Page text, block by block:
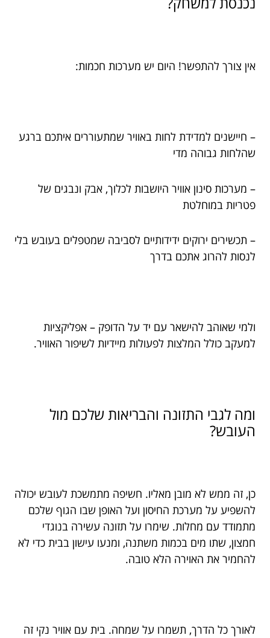
אין צורך להתפשר! היום יש מערכות חכמות:
– חיישנים למדידת לחות באוויר שמתעוררים איתכם ברגע
שהלחות גבוהה מדי
– מערכות סינון אוויר היושבות לכלוך, אבק ונבגים של
פטריות במוחלטת
– תכשירים ירוקים ידידותיים לסביבה שמטפלים בעובש בלי
לנסות להרוג אתכם בדרך
ולמי שאוהב להישאר עם יד על הדופק – אפליקציות
למעקב כולל המלצות לפעולות מיידיות לשיפור האוויר.
ומה לגבי התזונה והבריאות שלכם מול
העובש?
כן, זה ממש לא מובן מאליו. חשיפה מתמשכת לעובש יכולה
להשפיע על מערכת החיסון ועל האופן שבו הגוף שלכם
מתמודד עם מחלות. שימרו על תזונה עשירה בנוגדי
חמצון, שתו מים בכמות משתנה, ומנעו עישון בבית כדי לא
להחמיר את האוירה הלא טובה.
לאורך כל הדרך, תשמרו על שמחה. בית עם אוויר נקי זה